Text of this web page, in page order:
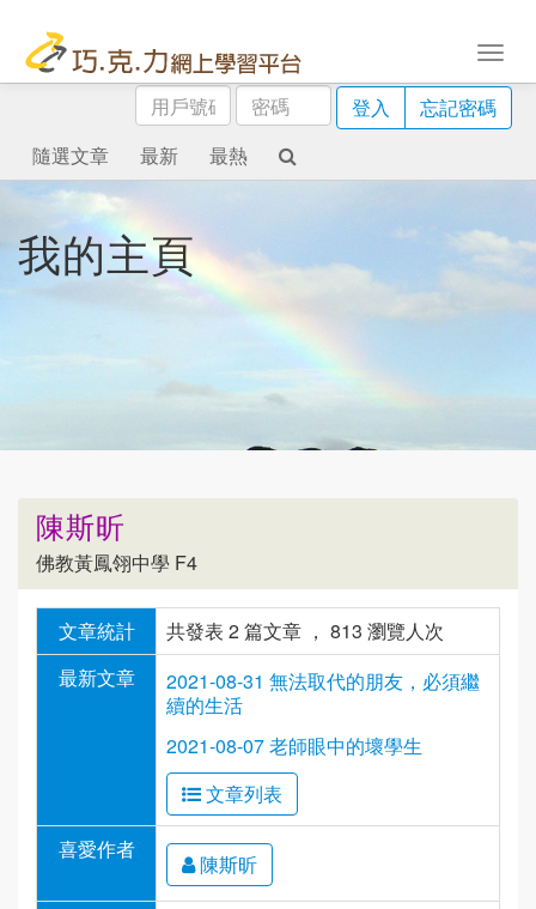
用
戶
號
碼
密
碼
登入
忘記密碼
隨選文章
最新 最熱
我的主頁
陳斯昕
佛教黃鳳翎中學 F4
文章統計
共發表 2 篇文章 ， 813 瀏覽人次
最新文章
2021-08-31 無法取代的朋友，必須繼
續的生活
2021-08-07 老師眼中的壞學生
文章列表
喜愛作者
陳斯昕